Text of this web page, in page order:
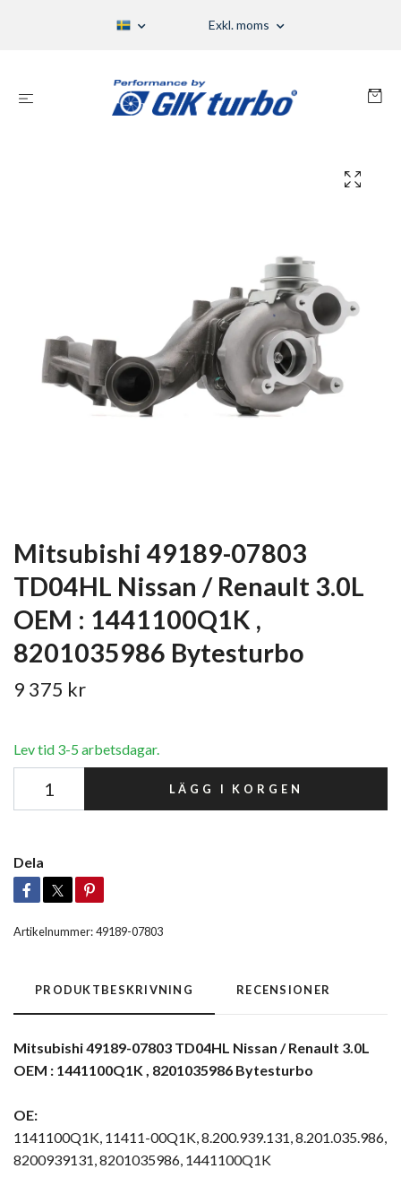
Exkl. moms
Mitsubishi 49189-07803
TD04HL Nissan / Renault 3.0L
OEM : 1441100Q1K ,
8201035986 Bytesturbo
9 375 kr
Lev tid 3-5 arbetsdagar.
LÄGG I KORGEN
Dela
Artikelnummer:49189-07803
PRODUKTBESKRIVNING RECENSIONER
Mitsubishi 49189-07803 TD04HL Nissan / Renault 3.0L
OEM : 1441100Q1K , 8201035986 Bytesturbo
OE:
1141100Q1K, 11411-00Q1K, 8.200.939.131, 8.201.035.986,
8200939131, 8201035986, 1441100Q1K